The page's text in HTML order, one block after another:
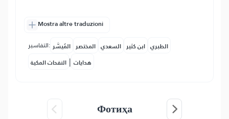
Mostra altre traduzioni
التفاسير: المُيسَّر المختصر السعدي ابن كثير الطبري
النفحات المكية | هدايات
Фотиҳа